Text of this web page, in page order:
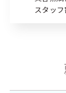
スタッフ